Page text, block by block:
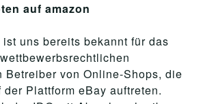
auf amazon
ist uns bereits bekannt für das
Betreiber von Online-Shops, die
Plattform eBay auftreten.